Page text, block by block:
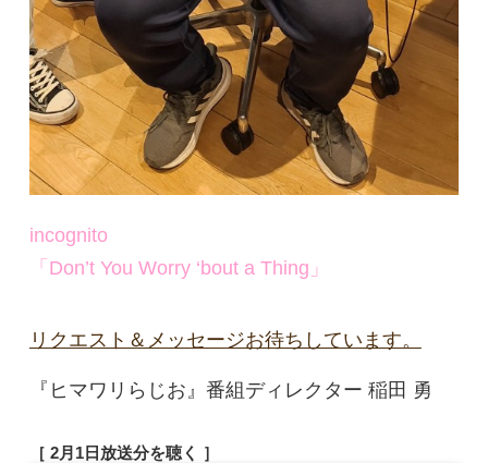
incognito
「Don’t You Worry ‘bout a Thing」
リクエスト＆メッセージお待ちしています。
『ヒマワリらじお』番組ディレクター 稲田 勇
［ 2月1日放送分を聴く ］